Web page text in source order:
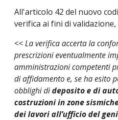
All'articolo 42 del nuovo
verifica ai fini di validazione,
<<La verifica accerta la
prescrizioni eventualmente
amministrazioni competenti
di affidamento e, se ha esito
obblighi dideposito e di
costruzioni in zone
dei lavori all’ufficio del